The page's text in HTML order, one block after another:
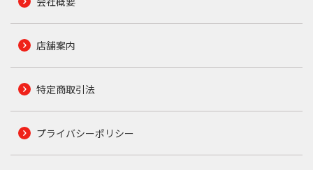
店舗案内
特定商取引法
プライバシーポリシー